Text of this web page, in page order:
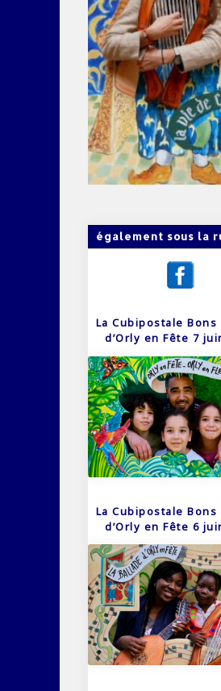
également sous la
La Cubipostale Bons
d’Orly en Fête 7
La Cubipostale Bons
d’Orly en Fête 6